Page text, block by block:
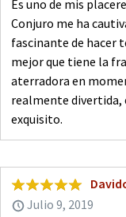
Es uno de mis
Conjuro me ha
fascinante de hacer
mejor que tiene la
aterradora en
realmente divertida,
exquisito.
Julio 9, 2019